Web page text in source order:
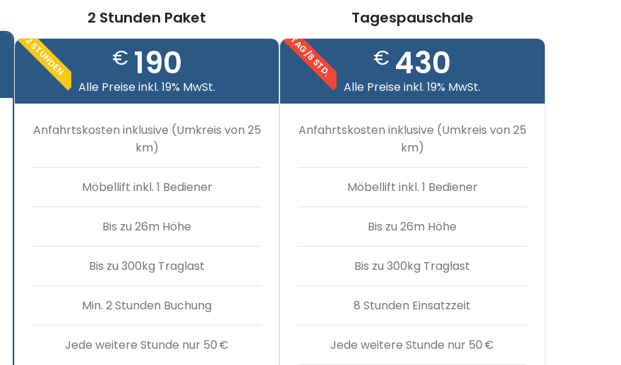
2 Stunden Paket
2 STUNDEN € 190
Alle Preise inkl. 19% MwSt.
Anfahrtskosten inklusive (Umkreis von 25
km)
Möbellift inkl. 1 Bediener
Bis zu 26m Höhe
Bis zu 300kg Traglast
Min. 2 Stunden Buchung
Jede weitere Stunde nur 50 €
Tagespauschale
TAG/8 STD. € 430
Alle Preise inkl. 19% MwSt.
Anfahrtskosten inklusive (Umkreis von 25
km)
Möbellift inkl. 1 Bediener
Bis zu 26m Höhe
Bis zu 300kg Traglast
8 Stunden Einsatzzeit
Jede weitere Stunde nur 50 €